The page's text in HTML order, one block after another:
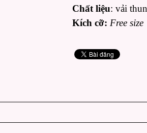
Chất liệu: vải thun
Kích cỡ: Free size